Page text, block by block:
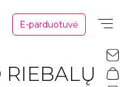
E-parduotuvė
RIEBALŲ